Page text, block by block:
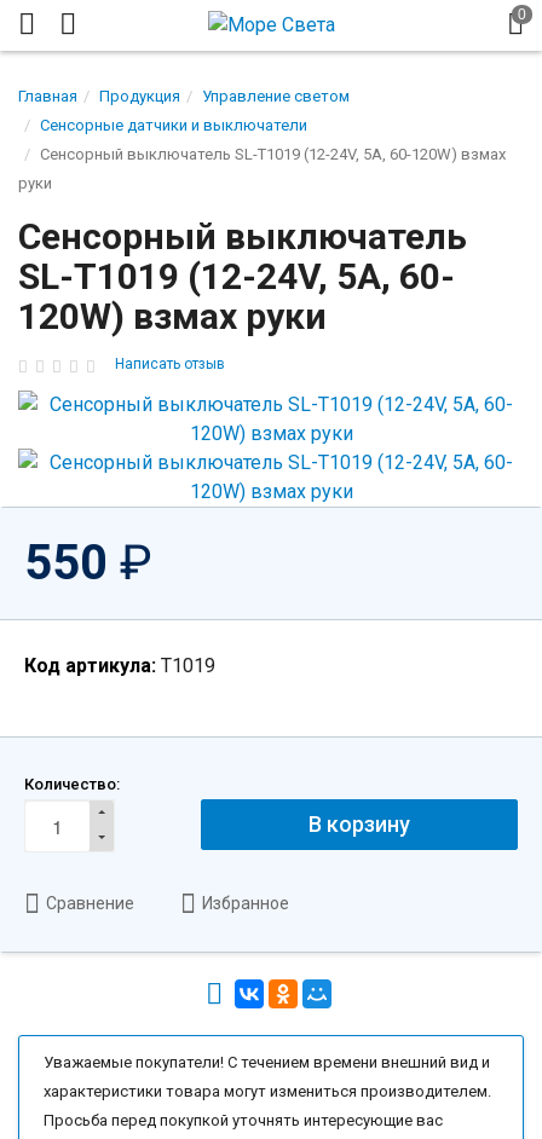
Главная Продукция
Управление светом
Сенсорные датчики и выключатели
Сенсорный выключатель SL-T1019 (12-24V, 5A, 60-120W) взмах
руки
Сенсорный выключатель
SL-T1019 (12-24V, 5A, 60-
120W) взмах руки
Написать отзыв
550 ₽
Код артикула: T1019
Количество:
В корзину
Сравнение Избранное
Уважаемые покупатели! С течением времени внешний вид и
характеристики товара могут измениться производителем.
Просьба перед покупкой уточнять интересующие вас